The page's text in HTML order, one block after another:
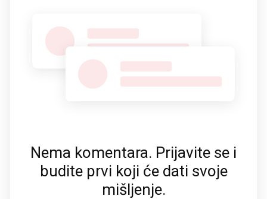
Nema komentara. Prijavite se i
budite prvi koji će dati svoje
mišljenje.